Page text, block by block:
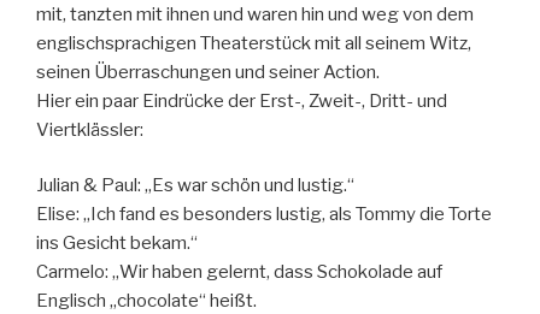
mit, tanzten mit ihnen und waren hin und weg von dem
englischsprachigen Theaterstück mit all seinem Witz,
seinen Überraschungen und seiner Action.
Hier ein paar Eindrücke der Erst-, Zweit-, Dritt- und
Viertklässler:
Julian & Paul: „Es war schön und lustig.“
Elise: „Ich fand es besonders lustig, als Tommy die Torte
ins Gesicht bekam.“
Carmelo: „Wir haben gelernt, dass Schokolade auf
Englisch „chocolate“ heißt.